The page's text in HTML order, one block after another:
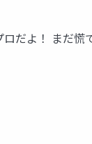
だよ！ まだ慌